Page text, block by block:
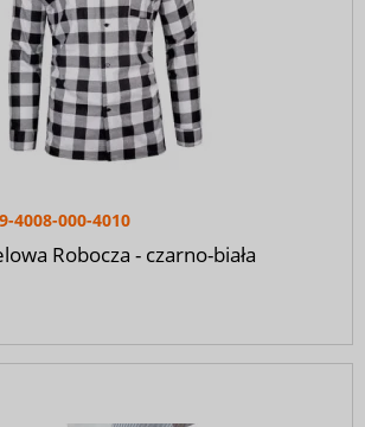
9-4008-000-4010
Robocza - czarno-biała